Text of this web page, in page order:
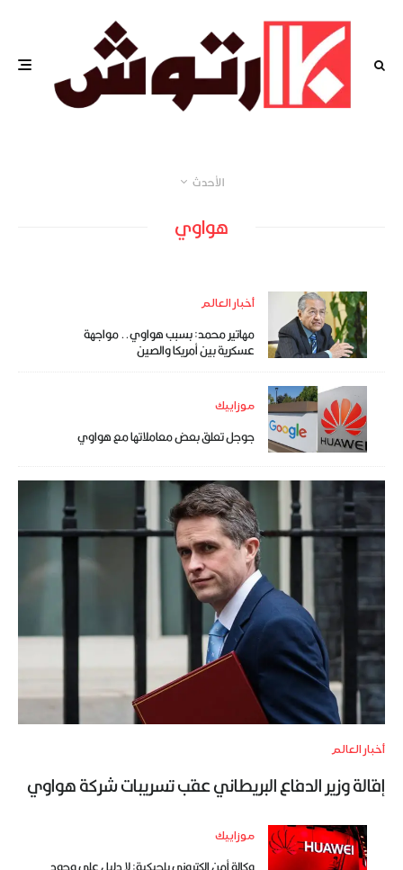
الأحدث
هواوي
أخبار العالم
مهاتير محمد: بسبب هواوي.. مواجهة
عسكرية بين أمريكا والصين
موزاييك
جوجل تعلق بعض معاملاتها مع هواوي
أخبار العالم
إقالة وزير الدفاع البريطاني عقب تسريبات شركة هواوي
موزاييك